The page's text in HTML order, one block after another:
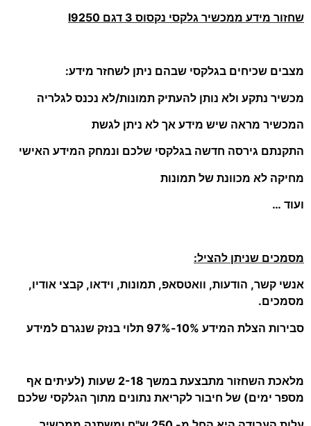
שחזור מידע ממכשיר גלקסי נקסוס 3 דגם I9250
מצבים שכיחים בגלקסי שבהם ניתן לשחזר מידע:
מכשיר נתקע ולא נותן להעתיק תמונות/לא נכנס לגלריה
המכשיר מראה שיש מידע אך לא ניתן לגשת
התקנתם גירסה חדשה בגלקסי שלכם ונמחק המידע האישי
מחיקה לא מכוונת של תמונות
ועוד …
מסמכים שניתן להציל:
אנשי קשר, הודעות, וואטסאפ, תמונות, וידאו, קבצי אודיו,
מסמכים.
סבירות הצלת המידע 10%-97% תלוי בנזק שנגרם למידע
מלאכת השחזור מתבצעת במשך 2-18 שעות (לעיתים אף
מספר ימים) של חיבור לקריאת נתונים מתוך הגלקסי שלכם